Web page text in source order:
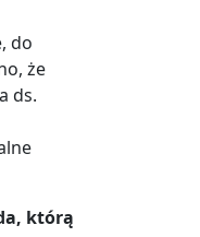
do
że
ds.
którą